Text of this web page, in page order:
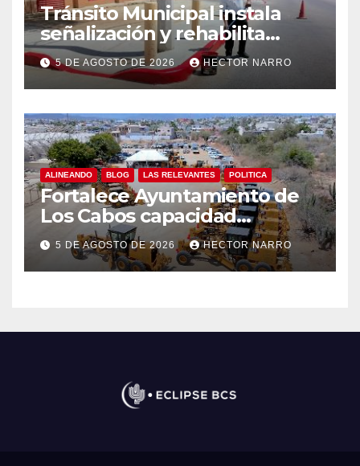
Tránsito Municipal instala
señalización y rehabilita
cruces peatonales en Los
Cabos
5 DE AGOSTO DE 2026 HECTOR NARRO
ALINEANDO BLOG LAS RELEVANTES POLITICA
Fortalece Ayuntamiento de
Los Cabos capacidad
operativa de Servicios
Públicos con recursos del
FISAM
5 DE AGOSTO DE 2026 HECTOR NARRO